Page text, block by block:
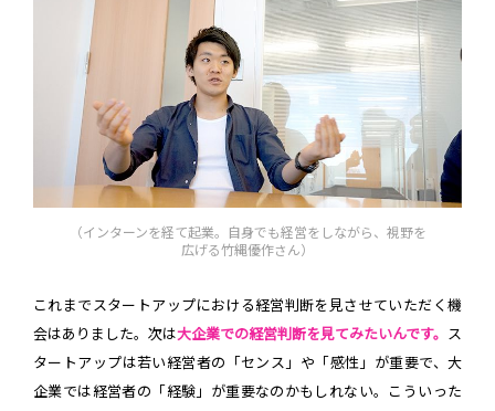
（インターンを経て起業。自身でも経営をしながら、視野を
広げる竹縄優作さん）
これまでスタートアップにおける経営判断を見させていただく機
会はありました。次は大企業での経営判断を見てみたいんです。 ス
タートアップは若い経営者の「センス」や「感性」が重要で、大
企業では経営者の「経験」が重要なのかもしれない。こういった